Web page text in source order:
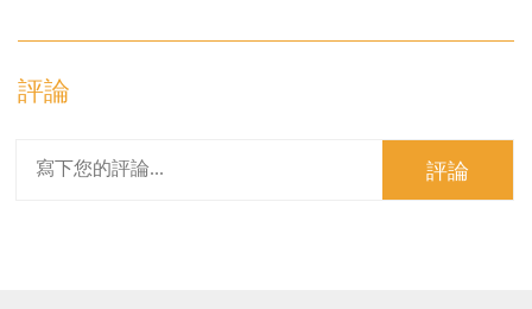
評論
評論